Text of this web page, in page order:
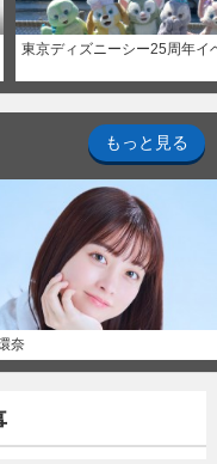
東京ディズニーシー25周年イ
もっと見る
奈